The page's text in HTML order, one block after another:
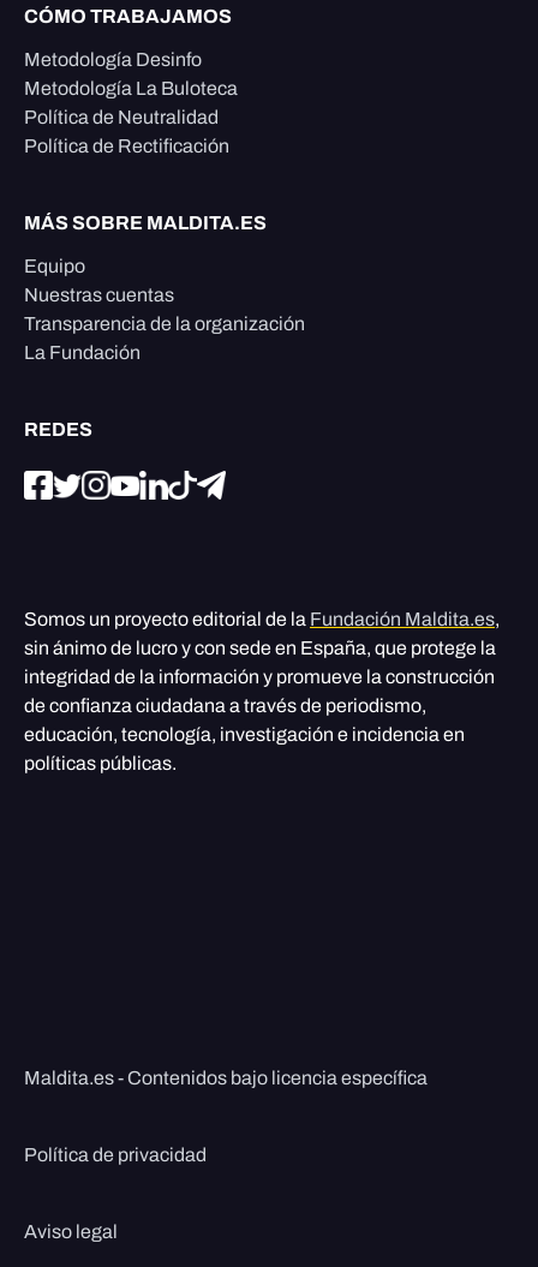
CÓMO TRABAJAMOS
Metodología Desinfo
Metodología La Buloteca
Política de Neutralidad
Política de Rectificación
MÁS SOBRE MALDITA.ES
Equipo
Nuestras cuentas
Transparencia de la organización
La Fundación
REDES
Somos un proyecto editorial de la Fundación Maldita.es,
sin ánimo de lucro y con sede en España, que protege la
integridad de la información y promueve la construcción
de confianza ciudadana a través de periodismo,
educación, tecnología, investigación e incidencia en
políticas públicas.
Maldita.es - Contenidos bajo licencia específica
Política de privacidad
Aviso legal